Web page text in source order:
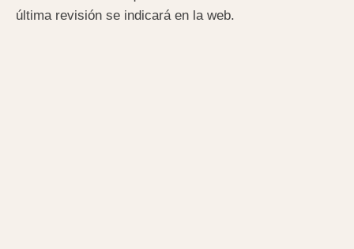
última revisión se indicará en la web.